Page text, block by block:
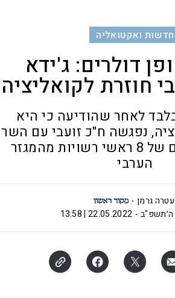
חדשות ואקטואליה
דולרים: ג'ידא
חוזרת לקואליציה
לאחר שהודיעה כי היא
נפגשה ח"כ זועבי עם השר
לפיד ובנוכחותם של 8 ראשי רשויות מהמגזר
הערבי
עטרה גרמן
ה׳תשפ"ב
22.05.2022 | 13:58